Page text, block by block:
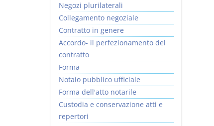
Negozi plurilaterali
Collegamento negoziale
Contratto in genere
Accordo- il perfezionamento del
contratto
Forma
Notaio pubblico ufficiale
Forma dell'atto notarile
Custodia e conservazione atti e
repertori